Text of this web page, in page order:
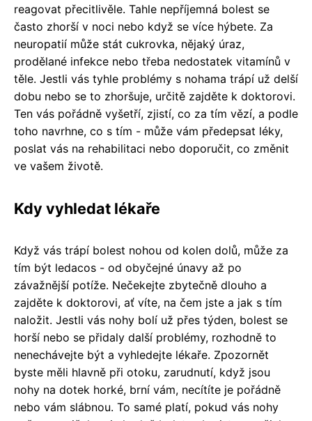
reagovat přecitlivěle. Tahle nepříjemná bolest se
často zhorší v noci nebo když se více hýbete. Za
neuropatií může stát cukrovka, nějaký úraz,
prodělané infekce nebo třeba nedostatek vitamínů v
těle. Jestli vás tyhle problémy s nohama trápí už delší
dobu nebo se to zhoršuje, určitě zajděte k doktorovi.
Ten vás pořádně vyšetří, zjistí, co za tím vězí, a podle
toho navrhne, co s tím - může vám předepsat léky,
poslat vás na rehabilitaci nebo doporučit, co změnit
ve vašem životě.
Kdy vyhledat lékaře
Když vás trápí bolest nohou od kolen dolů, může za
tím být ledacos - od obyčejné únavy až po
závažnější potíže. Nečekejte zbytečně dlouho a
zajděte k doktorovi, ať víte, na čem jste a jak s tím
naložit. Jestli vás nohy bolí už přes týden, bolest se
horší nebo se přidaly další problémy, rozhodně to
nenechávejte být a vyhledejte lékaře. Zpozornět
byste měli hlavně při otoku, zarudnutí, když jsou
nohy na dotek horké, brní vám, necítíte je pořádně
nebo vám slábnou. To samé platí, pokud vás nohy